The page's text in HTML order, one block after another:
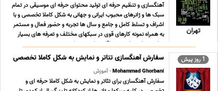
تهران
آهنگسازی و تنظیم حرفه ای تولید محتوای حرفه ای موسیقی در تمام
سبک ها و ژانرهای محبوب ایرانی و جهانی به شکل کاملا تخصصی و با
اشراف و تسلط کامل و جامع و سال ها تجربه و حضور فعال و مستمر
به همراه نمونه کارهای قوی در سبکهای مختلف و تعرفه های بسیار
مناسب ؛ استثنایی و حداقلی تولید محتوا ... ...
1 روز پیش سفارش آهنگسازی تئاتر و نمایش به شکل کاملا تخصصی
Mohammad Ghorbani- آموزش
سفارش آهنگسازی برای تئاتر و نمایش به شکل کاملا حرفه ای و